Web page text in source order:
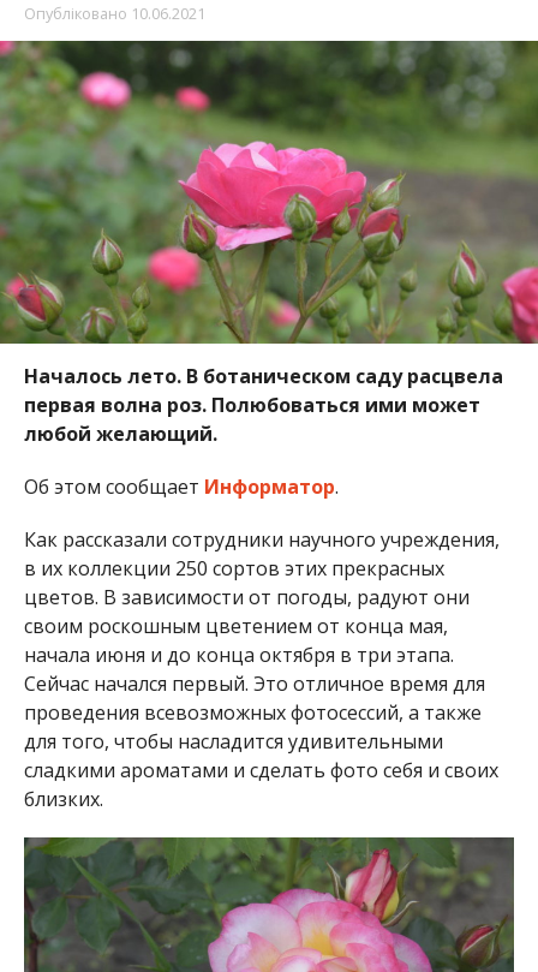
Опубліковано 10.06.2021
Началось лето. В ботаническом саду расцвела
первая волна роз. Полюбоваться ими может
любой желающий.
Об этом сообщает Информатор.
Как рассказали сотрудники научного учреждения,
в их коллекции 250 сортов этих прекрасных
цветов. В зависимости от погоды, радуют они
своим роскошным цветением от конца мая,
начала июня и до конца октября в три этапа.
Сейчас начался первый. Это отличное время для
проведения всевозможных фотосессий, а также
для того, чтобы насладится удивительными
сладкими ароматами и сделать фото себя и своих
близких.